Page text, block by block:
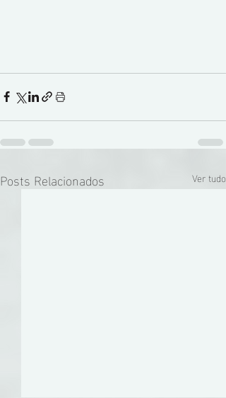
Posts Relacionados Ver tudo